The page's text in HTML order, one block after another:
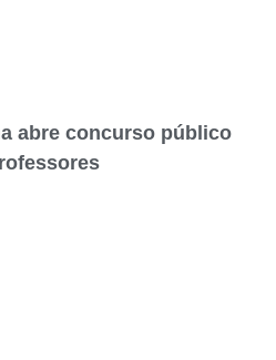
abre concurso público